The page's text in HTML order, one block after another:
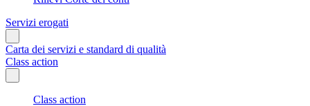
Servizi erogati
Carta dei servizi e standard di qualità
Class action
Class action